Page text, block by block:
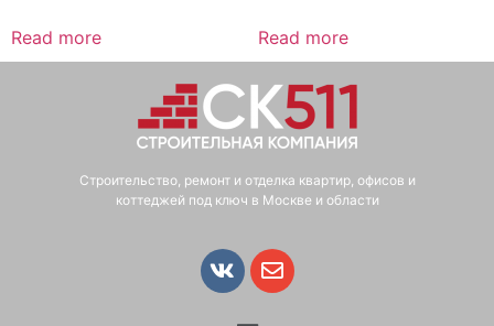
Read more Read more
Строительство, ремонт и отделка квартир, офисов и
коттеджей под ключ в Москве и области